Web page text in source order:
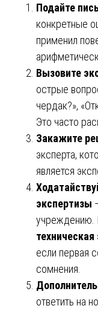
Подайте
конкретные
применил
Вызовите
острые
чердак?»,
Это часто
Закажите
эксперта,
является
экспертизы
учреждению.
если первая
сомнения.
ответить на